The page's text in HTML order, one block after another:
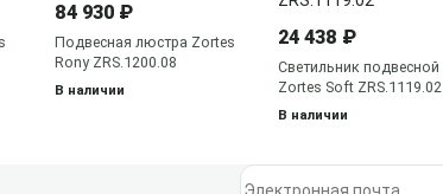
84 930 ₽
Подвесная люстра Zortes
Rony ZRS.1200.08
В наличии
24 438 ₽
Светильник подвесной
Zortes Soft ZRS.1119.02
В наличии
Электронная почта